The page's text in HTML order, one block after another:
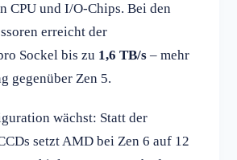
CPU und I/O-Chips. Bei den
erreicht der
Sockel bis zu 1,6 TB/s – mehr
gegenüber Zen 5.
wächst: Statt der
setzt AMD bei Zen 6 auf 12